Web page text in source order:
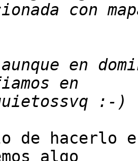
en
de hacerlo
algo